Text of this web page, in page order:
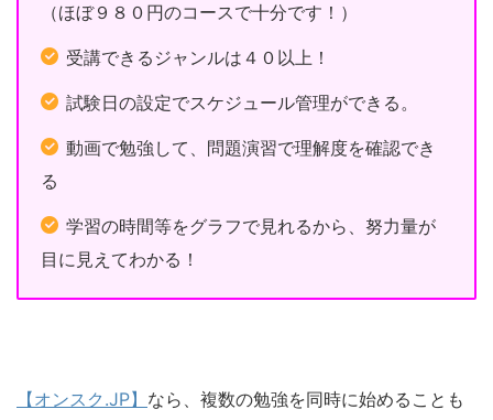
（ほぼ９８０円のコースで十分です！）
受講できるジャンルは４０以上！
試験日の設定でスケジュール管理ができる。
動画で勉強して、問題演習で理解度を確認でき
る
学習の時間等をグラフで見れるから、努力量が
目に見えてわかる！
【オンスク.JP】 なら、複数の勉強を同時に始めることも